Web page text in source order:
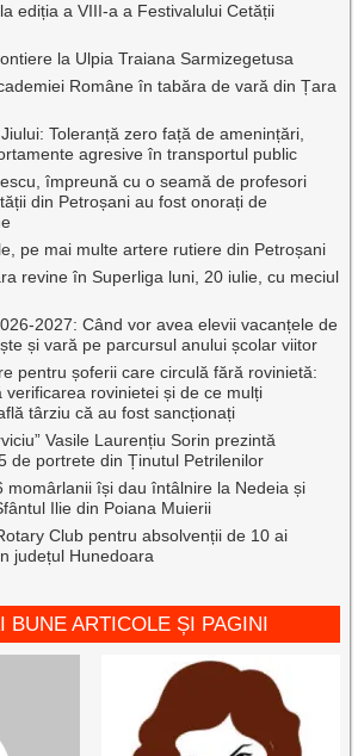
ediția a VIII-a a Festivalului Cetății
la Ulpia Traiana Sarmizegetusa
Române în tabăra de vară din Țara
Toleranță zero față de amenințări,
agresive în transportul public
împreună cu o seamă de profesori
din Petroșani au fost onorați de
pe mai multe artere rutiere din Petroșani
revine în Superliga luni, 20 iulie, cu meciul
2027: Când vor avea elevii vacanțele de
și vară pe parcursul anului școlar viitor
pentru șoferii care circulă fără rovinietă:
verificarea rovinietei și de ce mulți
târziu că au fost sancționați
Vasile Laurențiu Sorin prezintă
de portrete din Ținutul Petrilenilor
momârlanii își dau întâlnire la Nedeia și
Ilie din Poiana Muierii
Club pentru absolvenții de 10 ai
județul Hunedoara
BUNE ARTICOLE ȘI PAGINI